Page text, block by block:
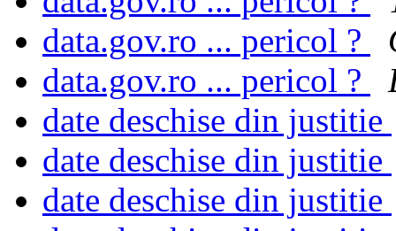
data.gov.ro ... pericol ?
data.gov.ro ... pericol ?
date deschise din justitie
date deschise din justitie
date deschise din justitie